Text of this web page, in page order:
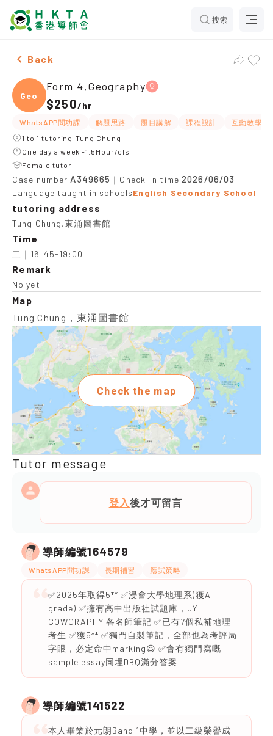
搜索
Female Form 4,Geography，Tung Chung Tuition
Back
Geogr
Form 4,Geography
$250/hr
WhatsAPP問功課 解題思路 題目講解 課程設計
互動教學
1 to 1 tutoring-Tung Chung
One day a week -1.5Hour/cls
Female tutor
Case number A349665 ｜Check-in time2026/06/03
Language taught in schoolsEnglish Secondary School
tutoring address
Tung Chung,東涌圖書館
Time
二｜16:45-19:00
Remark
No yet
Map
Tung Chung，東涌圖書館
Check the map
Tutor message
登入後才可留言
導師編號164579
WhatsAPP問功課 長期補習 應試策略
✅️2025年取得5** ✅️浸會大學地理系(獲A
grade) ✅️擁有高中出版社試題庫，JY
COWGRAPHY 各名師筆記 ✅️已有7個私補地理
考生 ✅️獲5** ✅️獨門自製筆記，全部也為考評局
字眼，必定命中marking😃 ✅️會有獨門寫嘅
sample essay同埋DBQ滿分答案
導師編號141522
本人畢業於元朗Band 1中學，並以二級榮譽成